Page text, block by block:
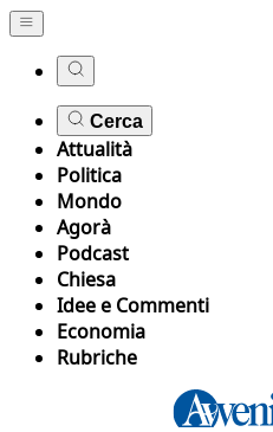
Cerca
Attualità
Politica
Mondo
Agorà
Podcast
Chiesa
Idee e Commenti
Economia
Rubriche